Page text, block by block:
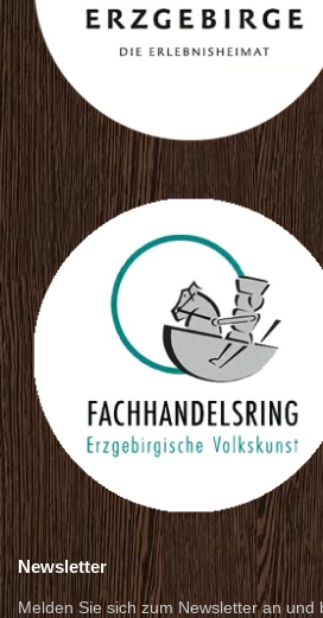
Newsletter
Melden Sie sich zum Newsletter an und